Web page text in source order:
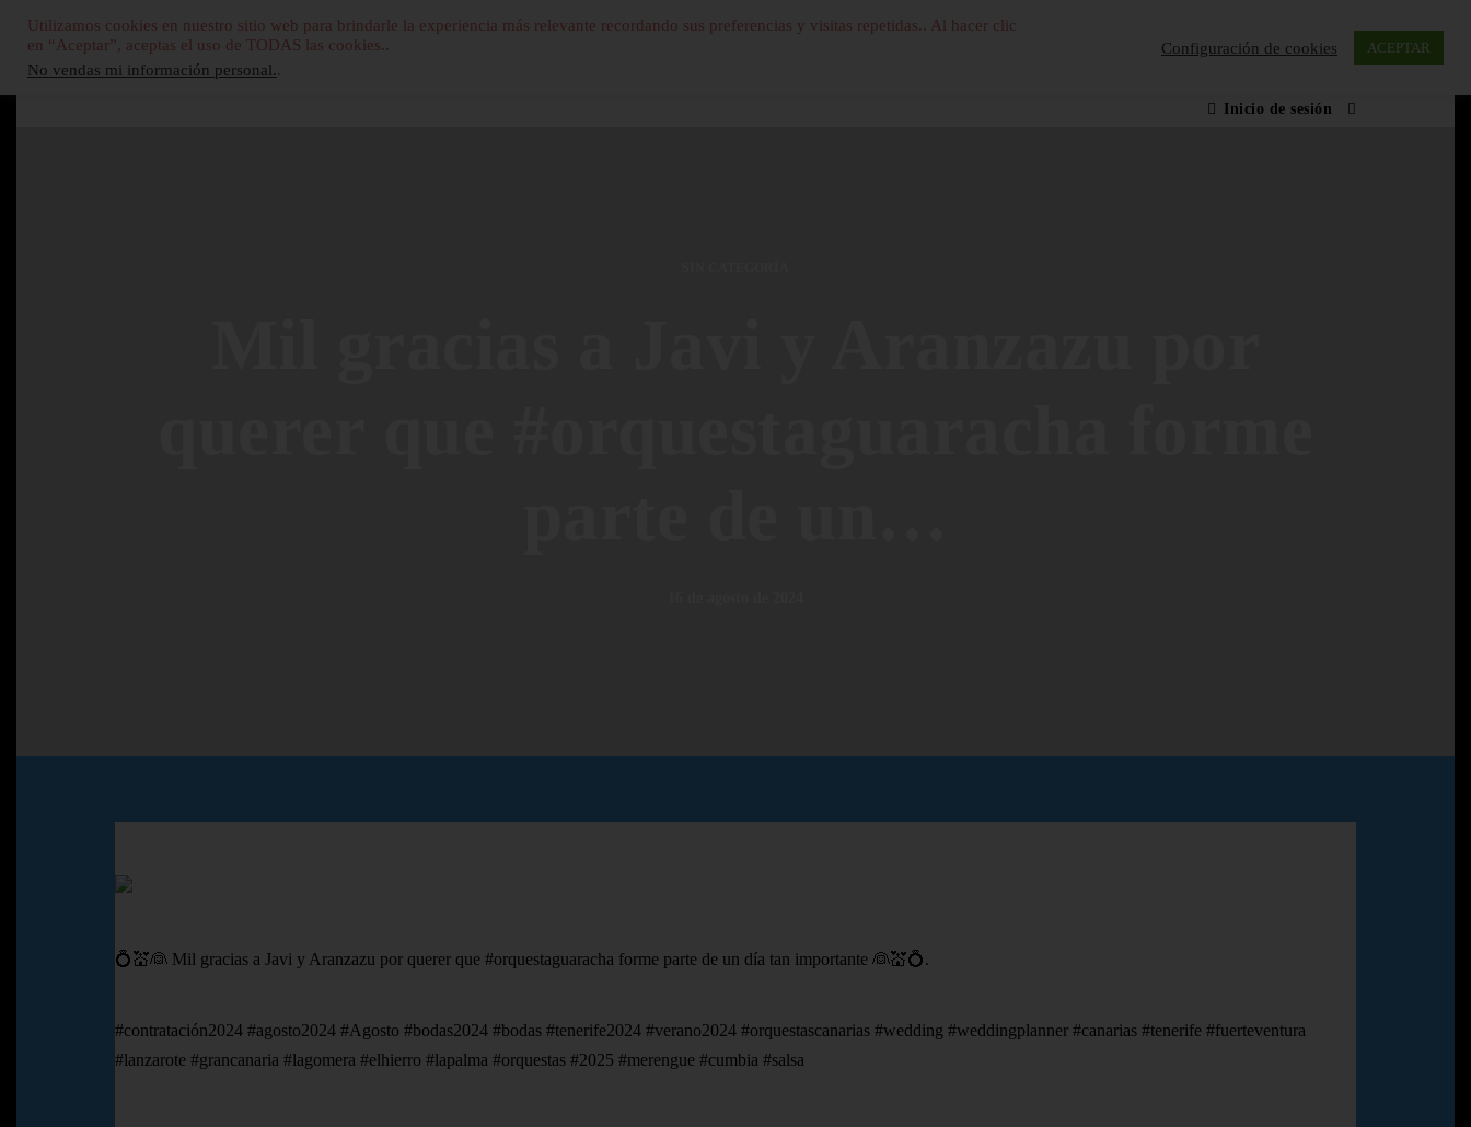
Inicio de sesión
💍💒👰 Mil gracias a Javi y Aranzazu por querer que #orquestaguaracha forme parte de un día tan importante 👰💒💍.
#contratación2024 #agosto2024 #Agosto #bodas2024 #bodas #tenerife2024 #verano2024 #orquestascanarias #wedding #weddingplanner #canarias #tenerife #fuerteventura
#lanzarote #grancanaria #lagomera #elhierro #lapalma #orquestas #2025 #merengue #cumbia #salsa
Utilizamos cookies en nuestro sitio web para brindarle la experiencia más relevante recordando sus preferencias y visitas repetidas.. Al hacer clic
en “Aceptar”, aceptas el uso de TODAS las cookies..
No vendas mi información personal..
Configuración de cookies ACEPTAR